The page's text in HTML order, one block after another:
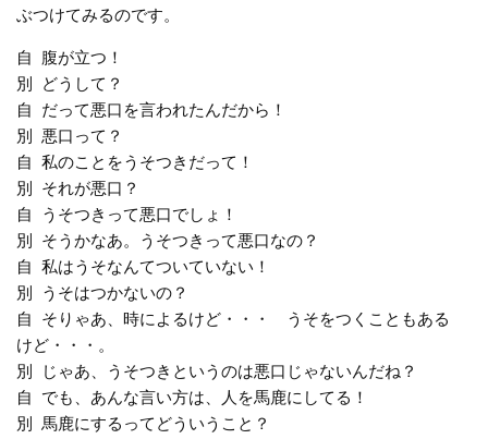
ぶつけてみるのです。
自 腹が立つ！
別 どうして？
自 だって悪口を言われたんだから！
別 悪口って？
自 私のことをうそつきだって！
別 それが悪口？
自 うそつきって悪口でしょ！
別 そうかなあ。うそつきって悪口なの？
自 私はうそなんてついていない！
別 うそはつかないの？
自 そりゃあ、時によるけど・・・ うそをつくこともある
けど・・・。
別 じゃあ、うそつきというのは悪口じゃないんだね？
自 でも、あんな言い方は、人を馬鹿にしてる！
別 馬鹿にするってどういうこと？